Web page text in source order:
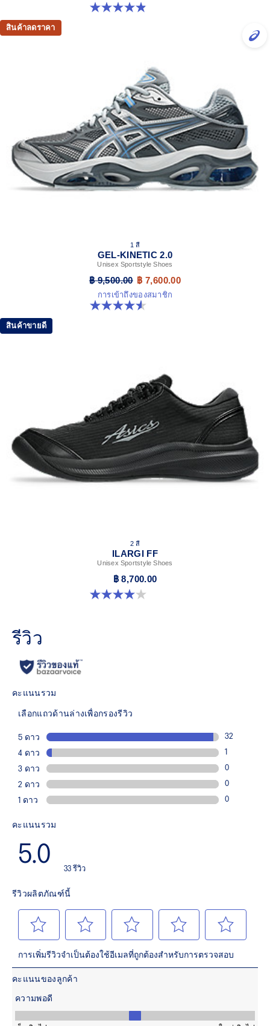
4.9 จาก 5 ดาว 22 รีวิว
สินค้าลดราคา
1 สี
GEL-KINETIC 2.0
Unisex Sportstyle Shoes
฿ 9,500.00 ฿ 7,600.00
การเข้าถึงของสมาชิก
4.5 จาก 5 ดาว 11 รีวิว
สินค้าขายดี
2 สี
ILARGI FF
Unisex Sportstyle Shoes
฿ 8,700.00
4.0 จาก 5 ดาว 8 รีวิว